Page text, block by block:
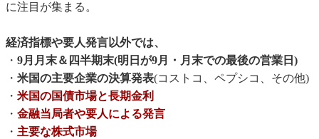
に注目が集まる。
経済指標や要人発言以外では、
・ 9月月末＆四半期末(明日が9月・月末での最後の営業日)
・ 米国の主要企業の決算発表(コストコ、ペプシコ、その他)
・ 米国の国債市場と長期金利
・ 金融当局者や要人による発言
・ 主要な株式市場